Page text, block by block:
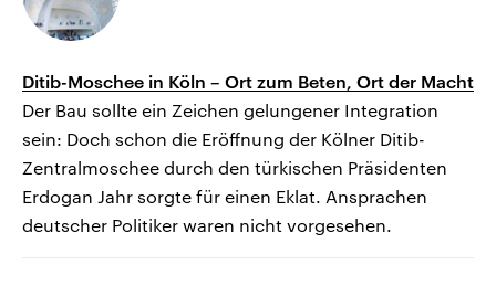
Ditib-Moschee in Köln – Ort zum Beten, Ort der Macht
Der Bau sollte ein Zeichen gelungener Integration
sein: Doch schon die Eröffnung der Kölner Ditib-
Zentralmoschee durch den türkischen Präsidenten
Erdogan Jahr sorgte für einen Eklat. Ansprachen
deutscher Politiker waren nicht vorgesehen.